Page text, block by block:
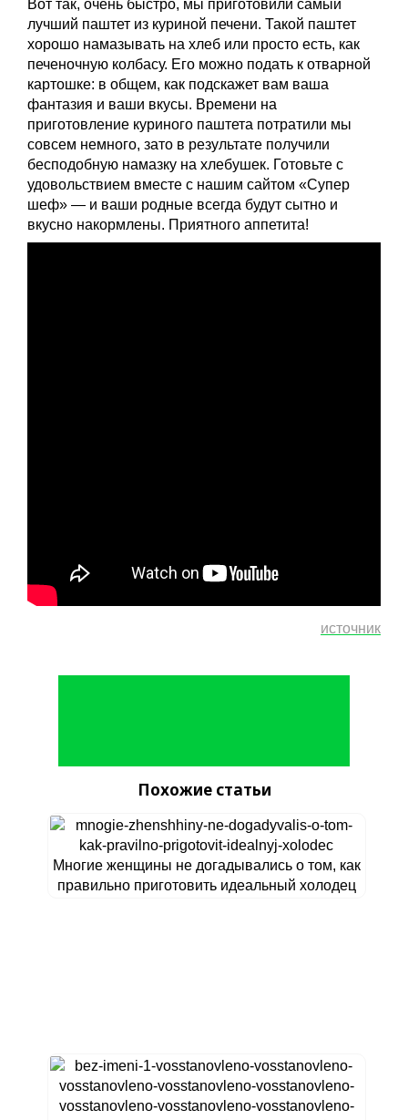
Вот так, очень быстро, мы приготовили самый
лучший паштет из куриной печени. Такой паштет
хорошо намазывать на хлеб или просто есть, как
печеночную колбасу. Его можно подать к отварной
картошке: в общем, как подскажет вам ваша
фантазия и ваши вкусы. Времени на
приготовление куриного паштета потратили мы
совсем немного, зато в результате получили
бесподобную намазку на хлебушек. Готовьте с
удовольствием вместе с нашим сайтом «Супер
шеф» — и ваши родные всегда будут сытно и
вкусно накормлены. Приятного аппетита!
источник
Похожие статьи
Многие женщины не догадывались о том, как
правильно приготовить идеальный холодец